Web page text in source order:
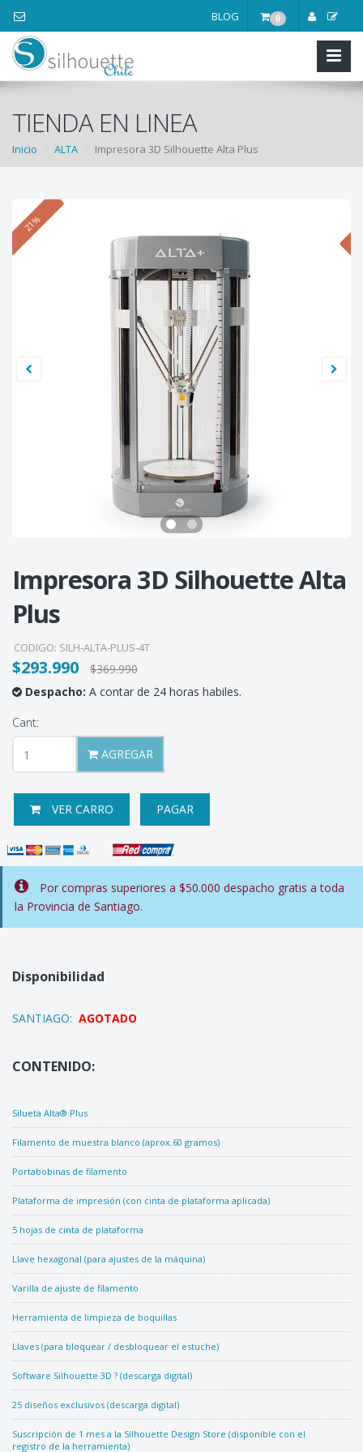
0
BLOG
TIENDA EN LINEA
Inicio ALTA Impresora 3D Silhouette Alta Plus
21%
Impresora 3D Silhouette Alta
Plus
CODIGO: SILH-ALTA-PLUS-4T
$293.990
$369.990
Despacho: A contar de 24 horas habiles.
Cant:
AGREGAR
VER CARRO PAGAR
Por compras superiores a $50.000 despacho gratis a toda
la Provincia de Santiago.
Disponibilidad
SANTIAGO: AGOTADO
CONTENIDO:
Silueta Alta® Plus
Filamento de muestra blanco (aprox.60 gramos)
Portabobinas de filamento
Plataforma de impresión (con cinta de plataforma aplicada)
5 hojas de cinta de plataforma
Llave hexagonal (para ajustes de la máquina)
Varilla de ajuste de filamento
Herramienta de limpieza de boquillas
Llaves (para bloquear / desbloquear el estuche)
Software Silhouette 3D ? (descarga digital)
25 diseños exclusivos (descarga digital)
Suscripción de 1 mes a la Silhouette Design Store (disponible con el
registro de la herramienta)